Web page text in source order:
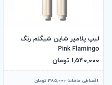
لیپ پلامپر شاین شیگلم رنگ
Pink Flamingo
1,540,000 تومان
اقساطی ماهانه 385,000 تومان